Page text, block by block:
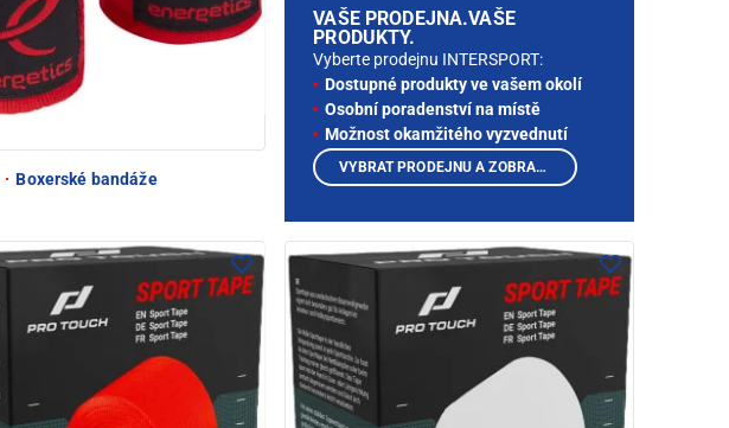
· Boxerské bandáže
VAŠE PRODEJNA.VAŠE
PRODUKTY.
Vyberte prodejnu INTERSPORT:
Dostupné produkty ve vašem okolí
Osobní poradenství na místě
Možnost okamžitého vyzvednutí
VYBRAT PRODEJNU A ZOBRAZIT PRODUKTY